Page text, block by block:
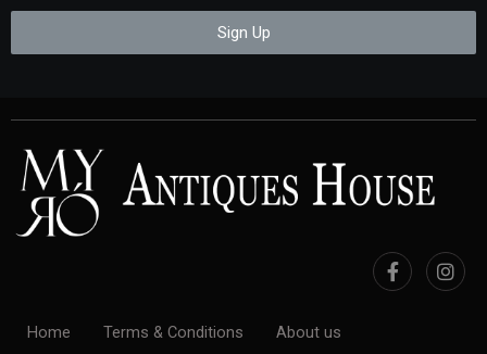
Sign Up
Home Terms & Conditions About us